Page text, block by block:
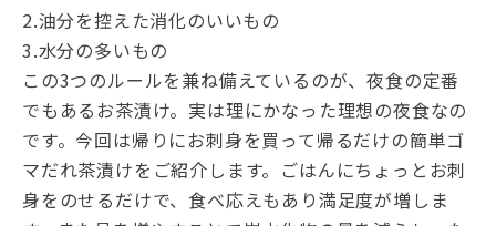
2.油分を控えた消化のいいもの
3.水分の多いもの
この3つのルールを兼ね備えているのが、夜食の定番
でもあるお茶漬け。実は理にかなった理想の夜食なの
です。今回は帰りにお刺身を買って帰るだけの簡単ゴ
マだれ茶漬けをご紹介します。ごはんにちょっとお刺
身をのせるだけで、食べ応えもあり満足度が増しま